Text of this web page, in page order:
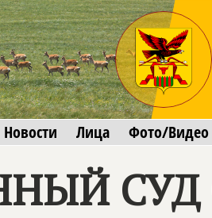
Новости Лица Фото/Видео